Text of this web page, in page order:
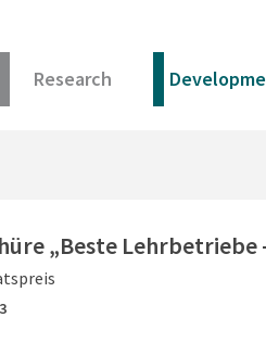
Research
„Beste Lehrbetriebe